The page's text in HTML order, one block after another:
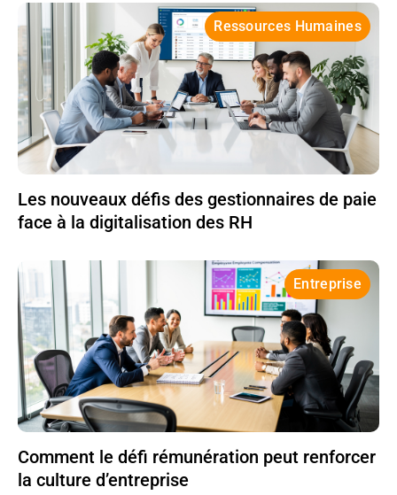
Ressources Humaines
Les nouveaux défis des gestionnaires de paie
face à la digitalisation des RH
Entreprise
Comment le défi rémunération peut renforcer
la culture d’entreprise